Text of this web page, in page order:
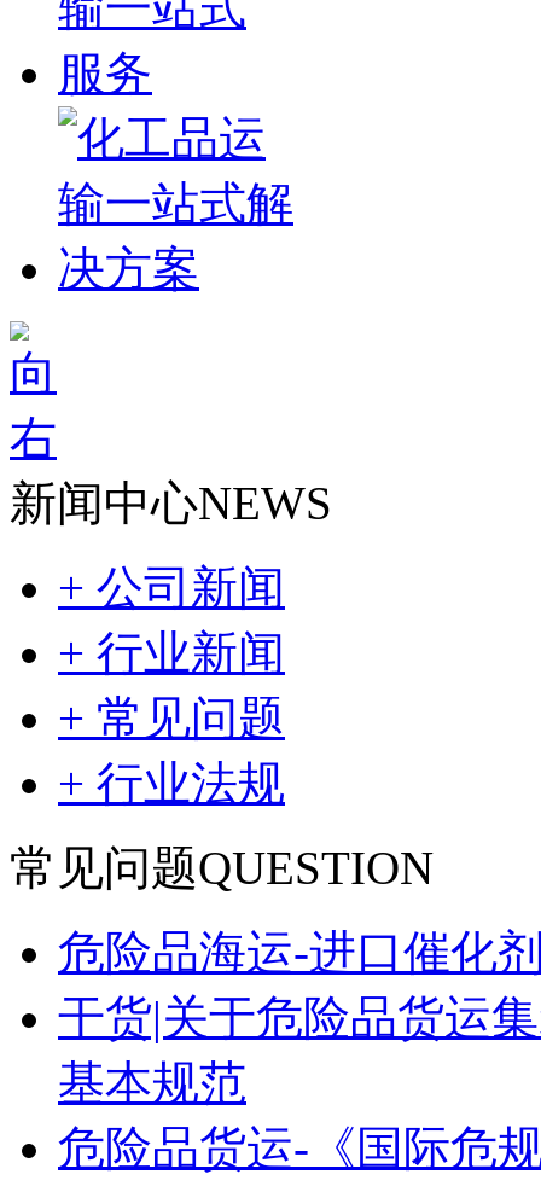
新闻中心NEWS
+ 公司新闻
+ 行业新闻
+ 常见问题
+ 行业法规
常见问题QUESTION
危险品海运-进口催化
干货|关于危险品货运
基本规范
危险品货运-《国际危